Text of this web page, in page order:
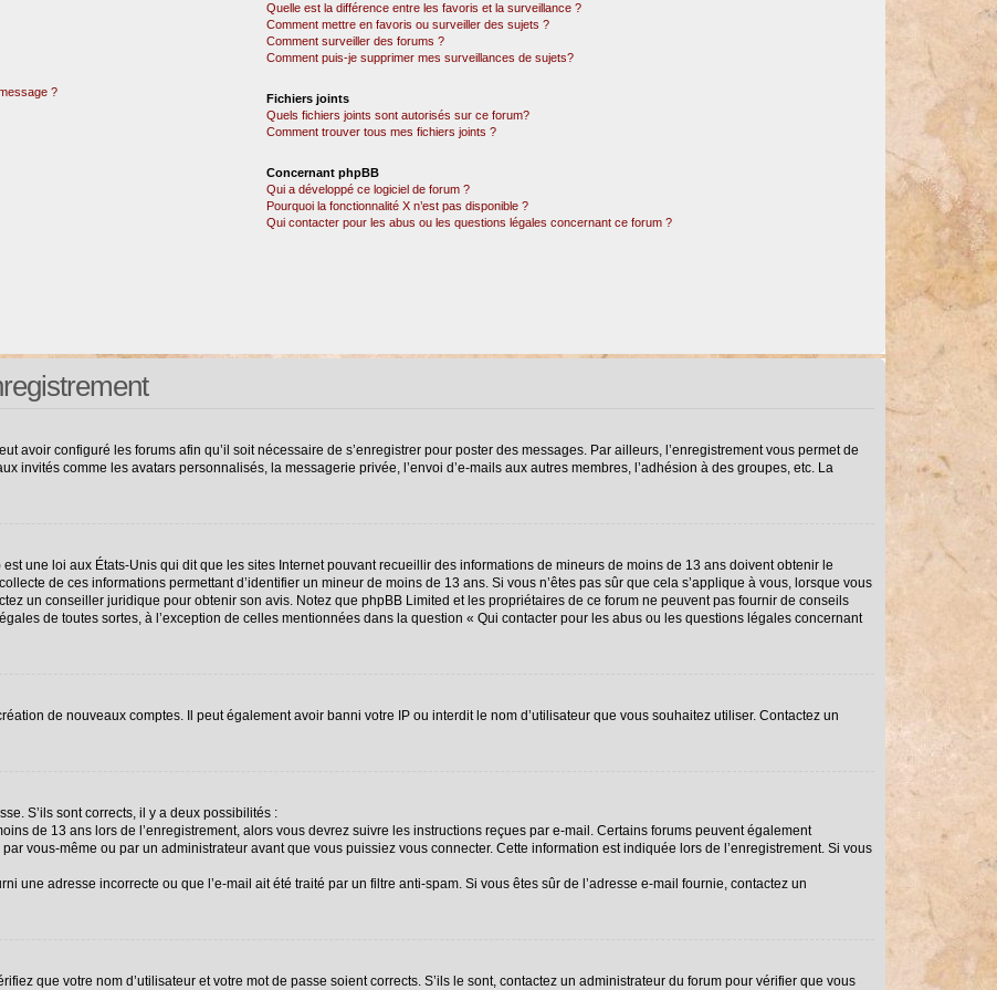
?
Quelle est la différence entre les favoris et la surveillance ?
Comment mettre en favoris ou surveiller des sujets ?
Comment surveiller des forums ?
Comment puis-je supprimer mes surveillances de sujets?
Fichiers joints
Quels fichiers joints sont autorisés sur ce forum?
Comment trouver tous mes fichiers joints ?
Concernant phpBB
Qui a développé ce logiciel de forum ?
Pourquoi la fonctionnalité X n’est pas disponible ?
Qui contacter pour les abus ou les questions légales concernant ce forum ?
avoir configuré les forums afin qu’il soit nécessaire de s’enregistrer pour poster des messages. Par ailleurs, l’enregistrement vous permet de
invités comme les avatars personnalisés, la messagerie privée, l’envoi d’e-mails aux autres membres, l’adhésion à des groupes, etc. La
une loi aux États-Unis qui dit que les sites Internet pouvant recueillir des informations de mineurs de moins de 13 ans doivent obtenir le
de ces informations permettant d’identifier un mineur de moins de 13 ans. Si vous n’êtes pas sûr que cela s’applique à vous, lorsque vous
un conseiller juridique pour obtenir son avis. Notez que phpBB Limited et les propriétaires de ce forum ne peuvent pas fournir de conseils
de toutes sortes, à l’exception de celles mentionnées dans la question « Qui contacter pour les abus ou les questions légales concernant
de nouveaux comptes. Il peut également avoir banni votre IP ou interdit le nom d’utilisateur que vous souhaitez utiliser. Contactez un
S’ils sont corrects, il y a deux possibilités :
de 13 ans lors de l’enregistrement, alors vous devrez suivre les instructions reçues par e-mail. Certains forums peuvent également
vous-même ou par un administrateur avant que vous puissiez vous connecter. Cette information est indiquée lors de l’enregistrement. Si vous
une adresse incorrecte ou que l’e-mail ait été traité par un filtre anti-spam. Si vous êtes sûr de l’adresse e-mail fournie, contactez un
que votre nom d’utilisateur et votre mot de passe soient corrects. S’ils le sont, contactez un administrateur du forum pour vérifier que vous